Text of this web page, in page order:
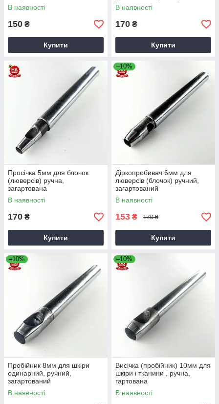
В наявності
150 ₴
Купити
В наявності
170 ₴
Купити
Просічка 5мм для блочок
(люверсів) ручна,
загартована
В наявності
170 ₴
Купити
–10%
Діркопробивач 6мм для
люверсів (блочок) ручний,
загартований
В наявності
153 ₴ 170 ₴
Купити
–10%
Пробійник 8мм для шкіри
одинарний, ручний,
загартований
В наявності
–10%
Висічка (пробійник) 10мм для
шкіри і тканини , ручна,
гартована
В наявності